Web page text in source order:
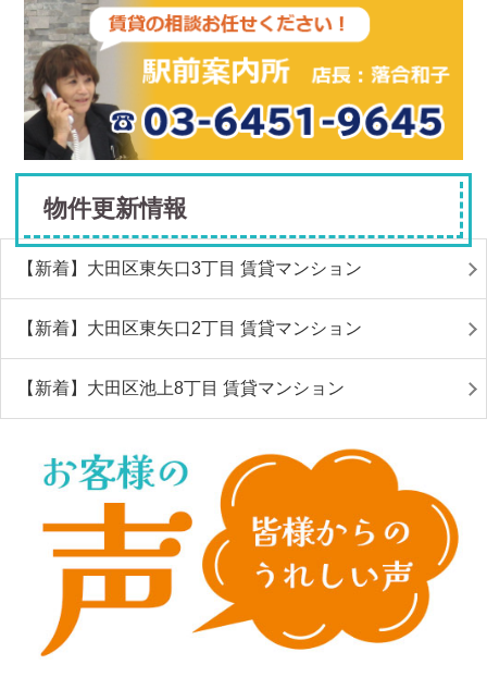
物件更新情報
【新着】大田区東矢口3丁目 賃貸マンション
【新着】大田区東矢口2丁目 賃貸マンション
【新着】大田区池上8丁目 賃貸マンション